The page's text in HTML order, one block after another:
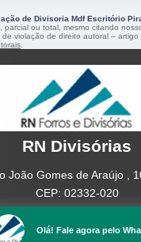
de Divisoria Mdf Escritório
parcial ou total, mesmo citando
de violação de direito autoral –
RN Divisórias
João Gomes de Araújo ,
CEP: 02332-020
Olá! Fale agora pelo